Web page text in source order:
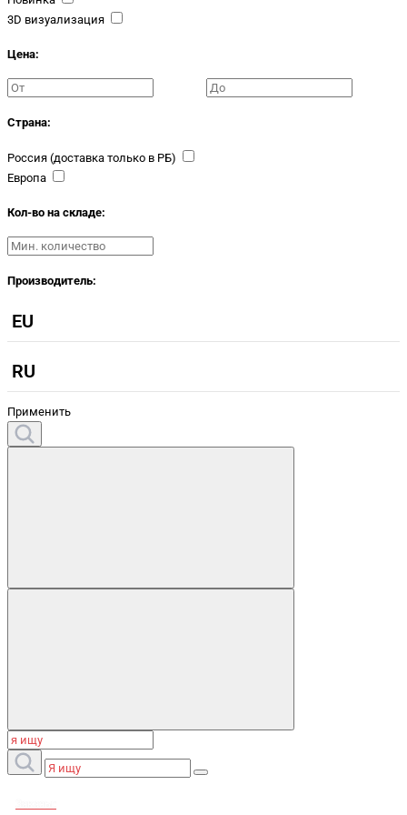
3D визуализация
Цена:
Страна:
Россия (доставка только в РБ)
Европа
Кол-во на складе:
Производитель:
EU
RU
Применить